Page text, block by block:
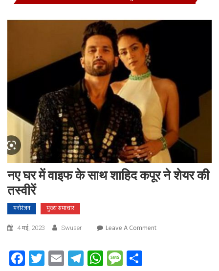
नए घर में वाइफ के साथ शाहिद कपूर ने शेयर की
तस्वीरें
मनोरंजन मुख्य समाचार
4 मई, 2023 Swuser Leave A CommentOn
Facebook
Twitter
EmailTelegram
WhatsApp
Message